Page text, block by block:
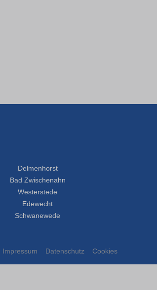
Delmenhorst
Bad Zwischenahn
Westerstede
Edewecht
Schwanewede
Impressum Datenschutz Cookies